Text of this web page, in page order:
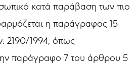
κατά παράβαση των πιο
η παράγραφος 15
2190/1994, όπως
παράγραφο 7 του άρθρου 5